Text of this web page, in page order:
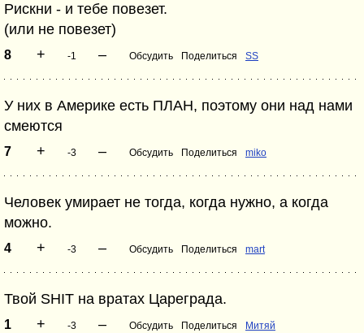
Рискни - и тебе повезет.
(или не повезет)
8 + -1 – Обсудить Поделиться SS
У них в Америке есть ПЛАН, поэтому они над нами
смеются
7 + -3 – Обсудить Поделиться miko
Человек умирает не тогда, когда нужно, а когда
можно.
4 + -3 – Обсудить Поделиться mart
Твой SHIT на вратах Цареграда.
1 + -3 – Обсудить Поделиться Митяй